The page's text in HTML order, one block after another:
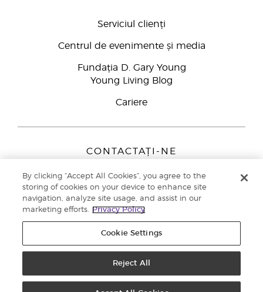
Serviciul clienți
Centrul de evenimente și media
Fundația D. Gary Young
Young Living Blog
Cariere
CONTACTAȚI-NE
Peizerweg 97
9727 AJ Groningen
Netherlands
Înscriere Brand Partners0800 890113
Politica de confidențialitate
By clicking “Accept All Cookies”, you agree to the
storing of cookies on your device to enhance site
navigation, analyze site usage, and assist in our
marketing efforts.
Privacy Policy
Cookie Settings
Reject All